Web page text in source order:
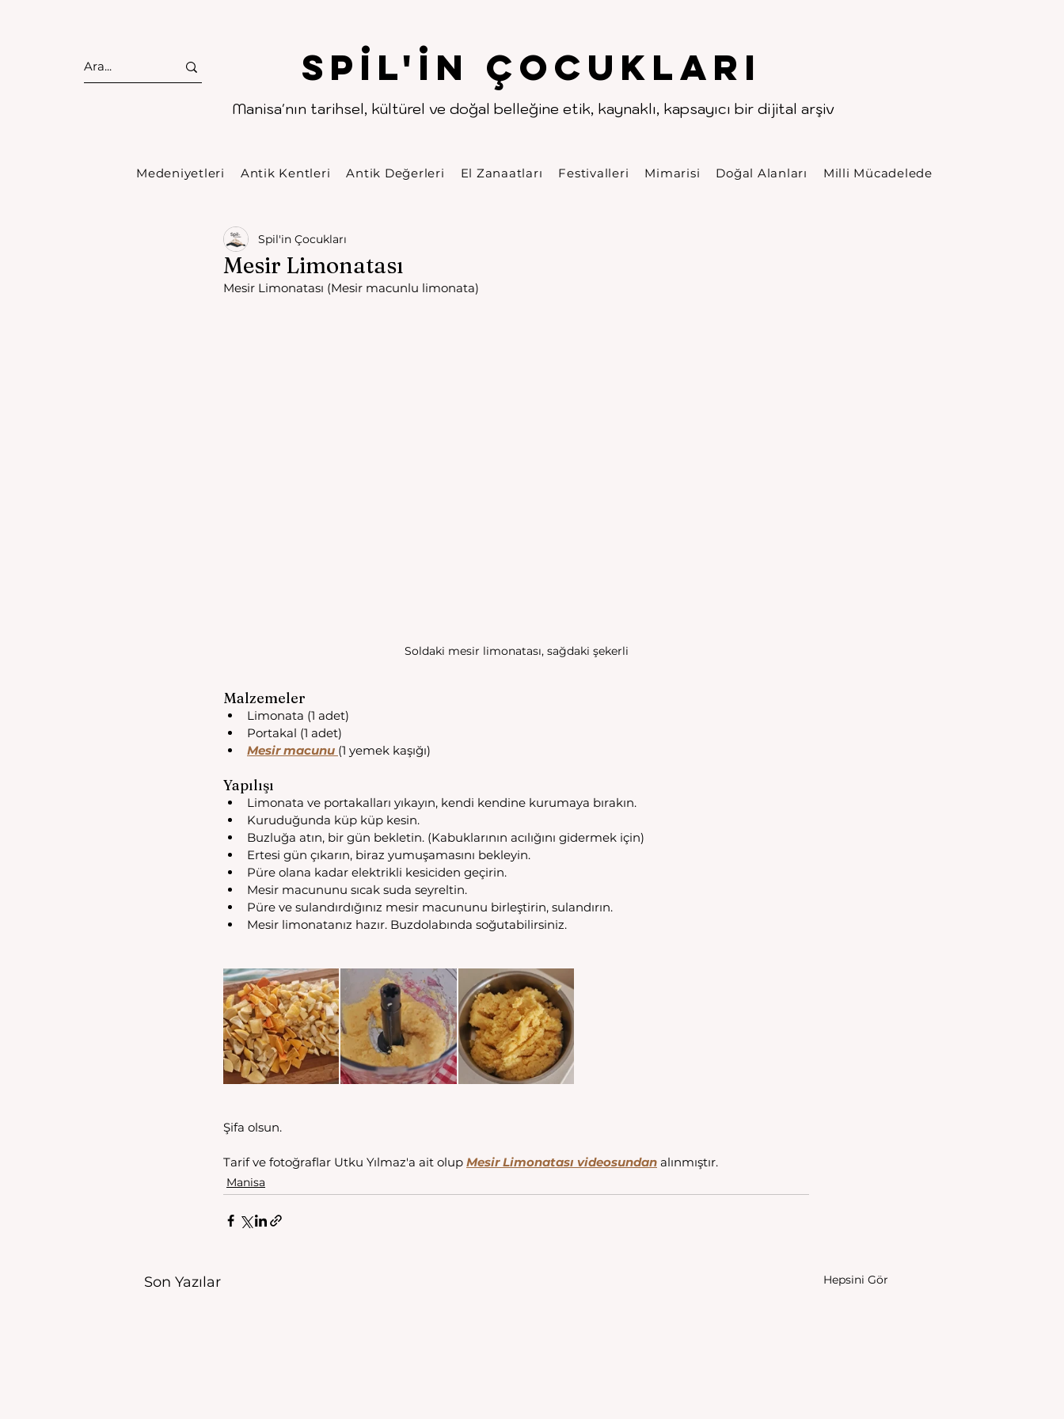
Spıl'in Çocukları
Manisa'nın tarihsel, kültürel ve doğal belleğine etik, kaynaklı, kapsayıcı bir dijital arşiv
. .
Medeniyetleri Antik Kentleri Antik Değerleri El Zanaatları Festivalleri Mimarisi Doğal Alanları Milli Mücadelede
Mesir Limonatası
Spil'in Çocukları
Mesir Limonatası (Mesir macunlu limonata)
Soldaki mesir limonatası, sağdaki şekerli
Malzemeler
Limonata (1 adet)
Portakal (1 adet)
Mesir macunu (1 yemek kaşığı)
Yapılışı
Limonata ve portakalları yıkayın, kendi kendine kurumaya bırakın.
Kuruduğunda küp küp kesin.
Buzluğa atın, bir gün bekletin. (Kabuklarının acılığını gidermek için)
Ertesi gün çıkarın, biraz yumuşamasını bekleyin.
Püre olana kadar elektrikli kesiciden geçirin.
Mesir macununu sıcak suda seyreltin.
Püre ve sulandırdığınız mesir macununu birleştirin, sulandırın.
Mesir limonatanız hazır. Buzdolabında soğutabilirsiniz.
Şifa olsun.
Tarif ve fotoğraflar Utku Yılmaz'a ait olup Mesir Limonatası videosundan alınmıştır.
Manisa
Son Yazılar Hepsini Gör